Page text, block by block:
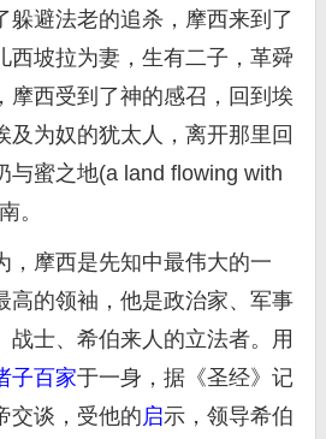
躲避法老的追杀，摩西来到了
西坡拉为妻，生有二子，革舜
摩西受到了神的感召，回到埃
及为奴的犹太人，离开那里回
与蜜之地(a land flowing with
。
摩西是先知中最伟大的一
高的领袖，他是政治家、军事
战士、希伯来人的立法者。用
子百家于一身，据《圣经》记
交谈，受他的启示，领导希伯